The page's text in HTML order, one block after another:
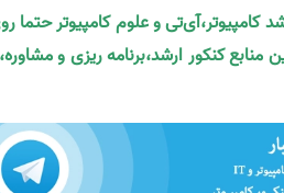
کامپیوتر،آی‌تی و علوم کامپیوتر
منابع کنکور ارشد،برنامه ریزی و